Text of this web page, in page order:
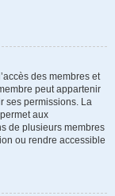
des membres et
peut appartenir
ses permissions. La
aux
de plusieurs membres
ou rendre accessible